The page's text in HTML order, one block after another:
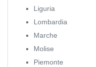
Liguria
Lombardia
Marche
Molise
Piemonte